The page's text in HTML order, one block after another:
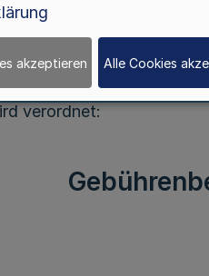
des Artikels 4 § 2
1992 (GV. NW.
den Rundfunk im
verordnet:
akzeptieren Alle Cookies